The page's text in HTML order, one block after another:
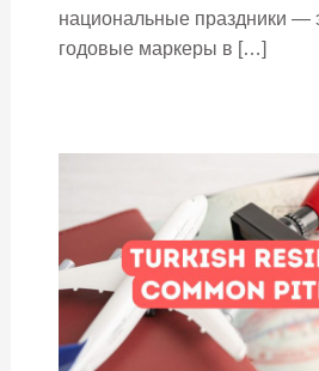
национальные праздники —
годовые маркеры в […]